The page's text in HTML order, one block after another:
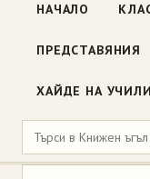
НАЧАЛО
ПРЕДСТАВЯНИЯ
ХАЙДЕ НА